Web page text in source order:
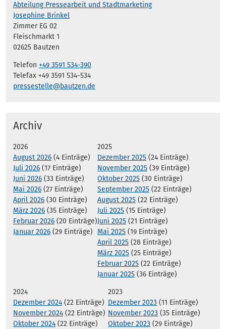
Abteilung Pressearbeit und Stadtmarketing
Josephine Brinkel
Zimmer EG 02
Fleischmarkt 1
02625 Bautzen
Telefon +49 3591 534-390
Telefax +49 3591 534-534
pressestelle@bautzen.de
Archiv
2026
August 2026 (4 Einträge)
Juli 2026 (17 Einträge)
Juni 2026 (33 Einträge)
Mai 2026 (27 Einträge)
April 2026 (30 Einträge)
März 2026 (35 Einträge)
Februar 2026 (20 Einträge)
Januar 2026 (29 Einträge)
2025
Dezember 2025 (24 Einträge)
November 2025 (39 Einträge)
Oktober 2025 (30 Einträge)
September 2025 (22 Einträge)
August 2025 (22 Einträge)
Juli 2025 (15 Einträge)
Juni 2025 (21 Einträge)
Mai 2025 (19 Einträge)
April 2025 (28 Einträge)
März 2025 (25 Einträge)
Februar 2025 (22 Einträge)
Januar 2025 (36 Einträge)
2024
Dezember 2024 (22 Einträge)
November 2024 (22 Einträge)
Oktober 2024 (22 Einträge)
2023
Dezember 2023 (11 Einträge)
November 2023 (35 Einträge)
Oktober 2023 (29 Einträge)